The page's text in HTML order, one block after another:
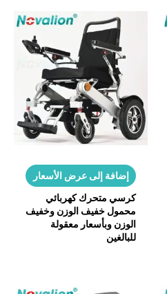
إضافة إلى عرض الأسعار
كرسي متحرك كهربائي
محمول خفيف الوزن وخفيف
الوزن وبأسعار معقولة
للبالغين